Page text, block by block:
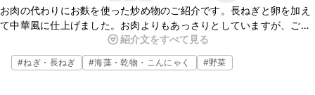
お肉の代わりにお麩を使った炒め物のご紹介です。長ねぎと卵を加え
て中華風に仕上げました。お肉よりもあっさりとしていますが、ごは
んによく合う一品ですよ。簡単に作れるので、今晩のおかずにぜひ
作ってみてくださいね。
紹介文をすべて見る
#ねぎ・長ねぎ #海藻・乾物・こんにゃく #野菜